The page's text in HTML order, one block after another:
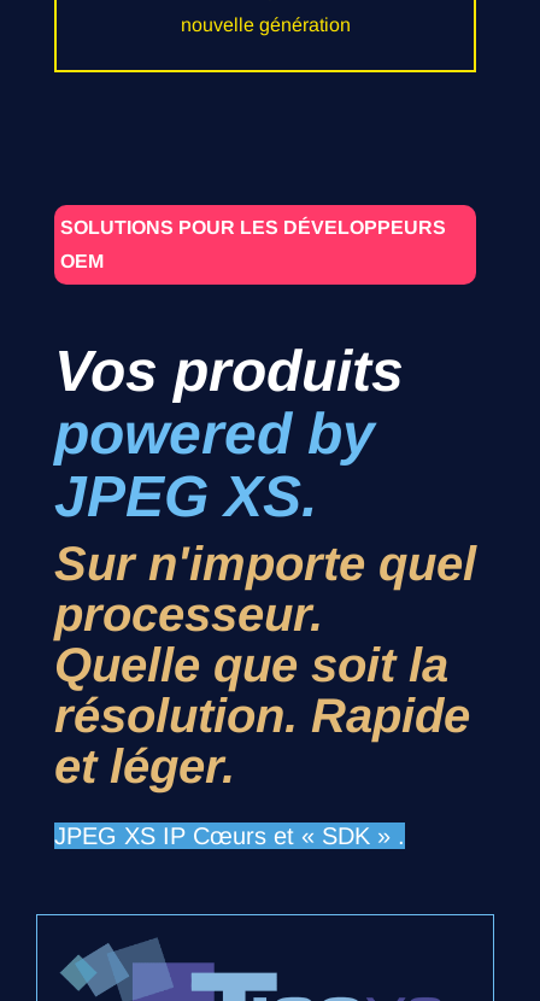
nouvelle génération
SOLUTIONS POUR LES DÉVELOPPEURS
OEM
Vos produits
powered by
JPEG XS.
Sur n'importe quel
processeur.
Quelle que soit la
résolution. Rapide
et léger.
JPEG XS IP Cœurs et « SDK » .